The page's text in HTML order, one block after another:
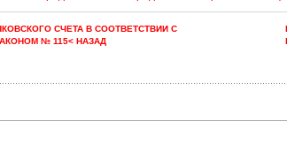
СЧЕТА В СООТВЕТСТВИИ С
№ 115< НАЗАД